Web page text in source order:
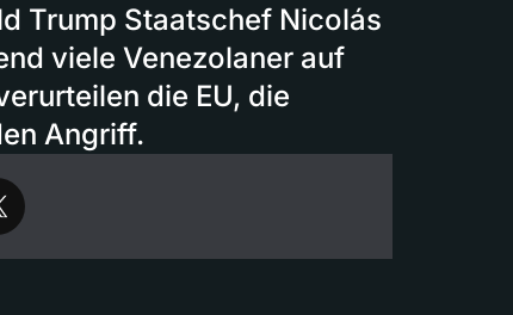
Trump Staatschef Nicolás
viele Venezolaner auf
die EU, die
Angriff.